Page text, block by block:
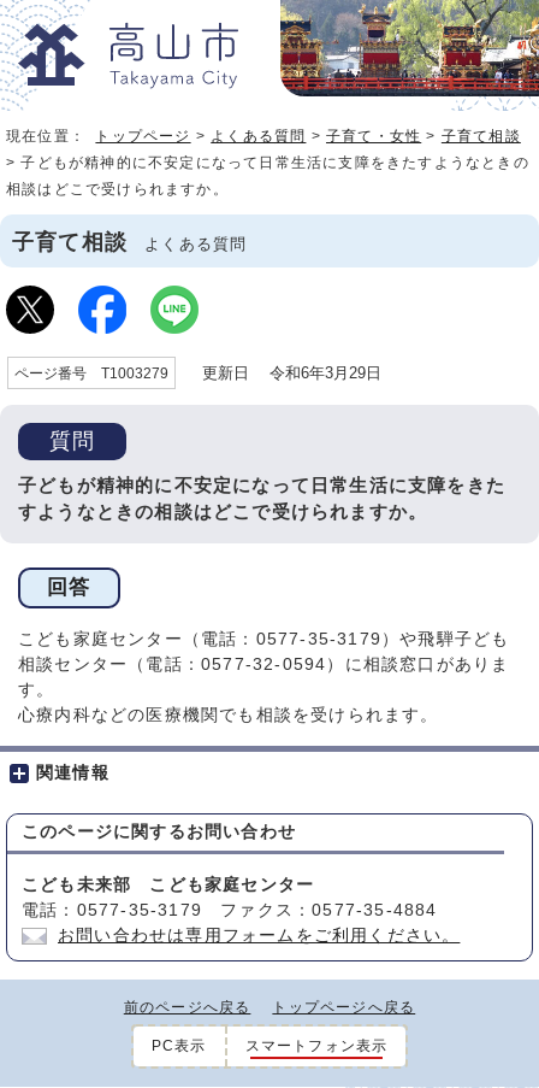
現在位置： トップページ > よくある質問 >子育て・女性 > 子育て相談
> 子どもが精神的に不安定になって日常生活に支障をきたすようなときの
相談はどこで受けられますか。
子育て相談 よくある質問
ページ番号 T1003279 更新日 令和6年3月29日
質問
子どもが精神的に不安定になって日常生活に支障をきた
すようなときの相談はどこで受けられますか。
回答
こども家庭センター（電話：0577-35-3179）や飛騨子ども
相談センター（電話：0577-32-0594）に相談窓口がありま
す。
心療内科などの医療機関でも相談を受けられます。
関連情報
このページに関する お問い合わせ
こども未来部 こども家庭センター
電話：0577-35-3179 ファクス：0577-35-4884
お問い合わせは専用フォームをご利用ください。
前のページへ戻る トップページへ戻る
PC表示 スマートフォン表示